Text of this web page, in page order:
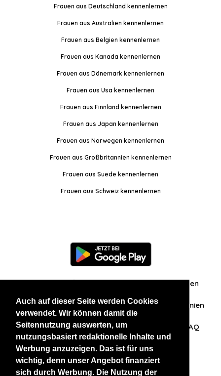
Auch auf dieser Seite werden Cookies
verwendet. Wir können damit die
Seitennutzung auswerten, um
nutzungsbasiert redaktionelle Inhalte und
Werbung anzuzeigen. Das ist für uns
wichtig, denn unser Angebot finanziert
sich durch Werbung. Die Nutzung der
Frauen aus Deutschland kennenlernen
Frauen aus Australien kennenlernen
Frauen aus Belgien kennenlernen
Frauen aus Kanada kennenlernen
Frauen aus Dänemark kennenlernen
Frauen aus Usa kennenlernen
Frauen aus Finnland kennenlernen
Frauen aus Japan kennenlernen
Frauen aus Norwegen kennenlernen
Frauen aus Großbritannien kennenlernen
Frauen aus Suede kennenlernen
Frauen aus Schweiz kennenlernen
Zuschriften/Erfahrungen
Datenschutzerklärung AGB Datenschutzrichtlinien
Nehmen Sie Kontakt mit uns auf FAQ
Unsere anderen Websites